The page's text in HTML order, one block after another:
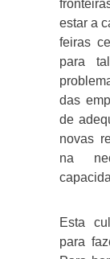
estar a
feiras
para
das
de
novas
na
Esta
para